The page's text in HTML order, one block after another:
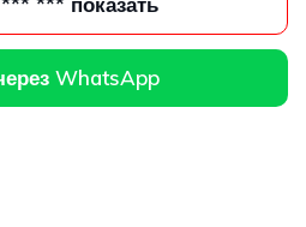
WhatsApp